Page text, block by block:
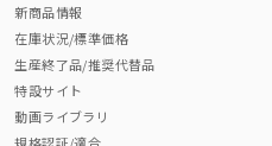
新商品情報
在庫状況/標準価格
生産終了品/推奨代替品
特設サイト
動画ライブラリ